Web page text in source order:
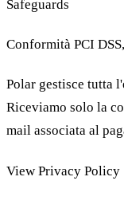
Safeguards
Conformità PCI
Polar gestisce tutta
Riceviamo solo la
mail associata al
View Privacy